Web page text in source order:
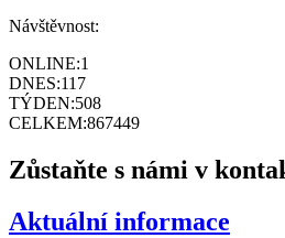
Návštěvnost:
ONLINE:1
DNES:117
TÝDEN:508
CELKEM:867449
Zůstaňte s námi v
Aktuální informace